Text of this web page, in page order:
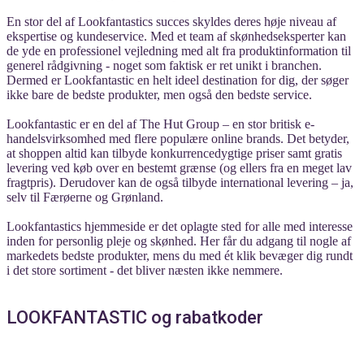
En stor del af Lookfantastics succes skyldes deres høje niveau af
ekspertise og kundeservice. Med et team af skønhedseksperter kan
de yde en professionel vejledning med alt fra produktinformation til
generel rådgivning - noget som faktisk er ret unikt i branchen.
Dermed er Lookfantastic en helt ideel destination for dig, der søger
ikke bare de bedste produkter, men også den bedste service.
Lookfantastic er en del af The Hut Group – en stor britisk e-
handelsvirksomhed med flere populære online brands. Det betyder,
at shoppen altid kan tilbyde konkurrencedygtige priser samt gratis
levering ved køb over en bestemt grænse (og ellers fra en meget lav
fragtpris). Derudover kan de også tilbyde international levering – ja,
selv til Færøerne og Grønland.
Lookfantastics hjemmeside er det oplagte sted for alle med interesse
inden for personlig pleje og skønhed. Her får du adgang til nogle af
markedets bedste produkter, mens du med ét klik bevæger dig rundt
i det store sortiment - det bliver næsten ikke nemmere.
LOOKFANTASTIC og rabatkoder